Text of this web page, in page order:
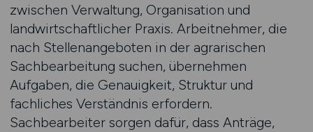
zwischen Verwaltung, Organisation und
landwirtschaftlicher Praxis. Arbeitnehmer, die
nach Stellenangeboten in der agrarischen
Sachbearbeitung suchen, übernehmen
Aufgaben, die Genauigkeit, Struktur und
fachliches Verständnis erfordern.
Sachbearbeiter sorgen dafür, dass Anträge,